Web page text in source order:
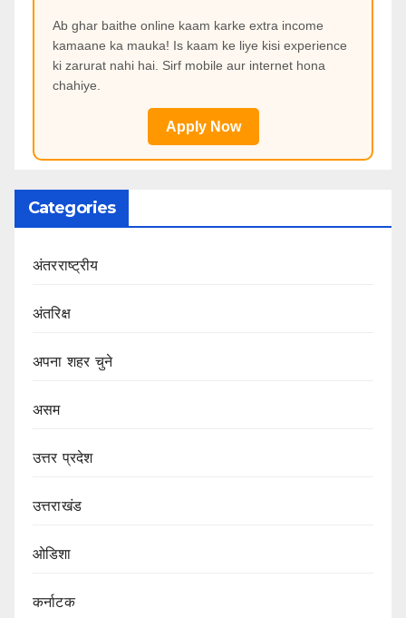
Ab ghar baithe online kaam karke extra income
kamaane ka mauka! Is kaam ke liye kisi experience
ki zarurat nahi hai. Sirf mobile aur internet hona
chahiye.
Apply Now
Categories
अंतरराष्ट्रीय
अंतरिक्ष
अपना शहर चुने
असम
उत्तर प्रदेश
उत्तराखंड
ओडिशा
कर्नाटक